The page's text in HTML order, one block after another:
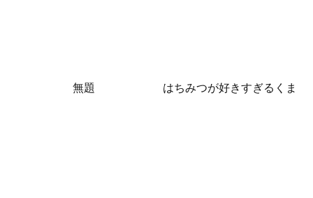
無題 はちみつが好きすぎるくま